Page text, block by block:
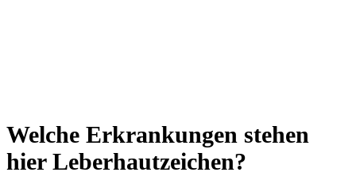
Welche Erkrankungen stehen
hier Leberhautzeichen?